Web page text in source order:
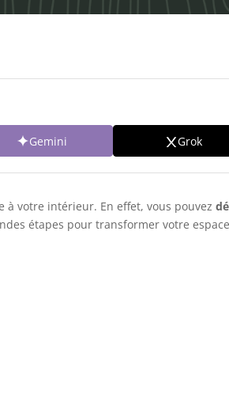
Gemini Grok
votre intérieur. En effet, vous pouvez
étapes pour transformer votre